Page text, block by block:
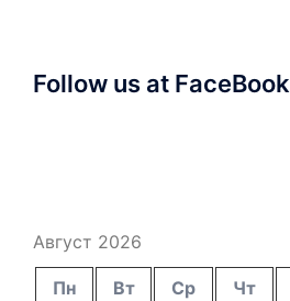
Follow us at FaceBook
Август 2026
Пн Вт Ср Чт